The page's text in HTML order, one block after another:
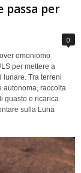
passa per
0
omoniomo
per mettere a
lunare. Tra terreni
autonoma, raccolta
guasto e ricarica
sulla Luna